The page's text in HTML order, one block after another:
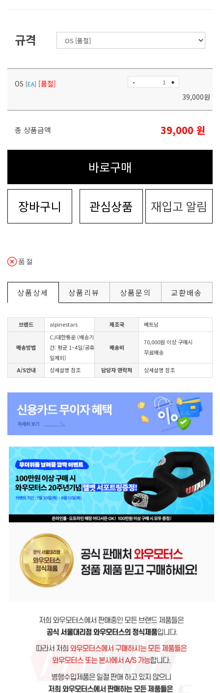
규격
OS [EA] [품절] - +
39,000원
총 상품금액 39,000 원
바로구매
장바구니 관심상품 재입고 알림
품절
상품상세 상품리뷰 상품문의 교환배송
브랜드 alpinestars 제조국 베트남
배송방법
CJ대한통운 (배송기
간: 평균 1~4일/공휴
일제외)
배송비
70,000원 이상 구매시
무료배송
A/S안내 상세설명 참조 담당자 연락처 상세설명 참조